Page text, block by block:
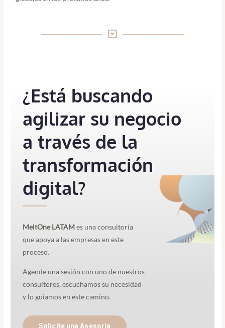
¿Está buscando
agilizar su negocio
a través de la
transformación
digital?
MeltOne LATAMes una consultoría
que apoya a las empresas en este
proceso.
Agende una sesión con uno de nuestros
consultores, escuchamos su necesidad
y lo guiamos en este camino.
Solicite una Asesoría